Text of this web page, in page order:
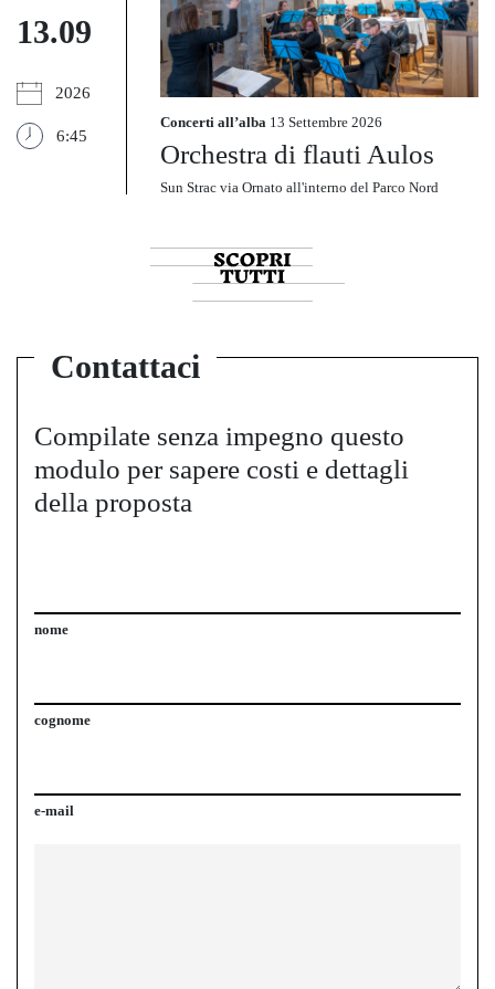
13.09
2026
6:45
Concerti all’alba 13 Settembre 2026
Orchestra di flauti Aulos
Sun Strac via Ornato all'interno del Parco Nord
Contattaci
Compilate senza impegno questo
modulo per sapere costi e dettagli
della proposta
nome
cognome
e-mail